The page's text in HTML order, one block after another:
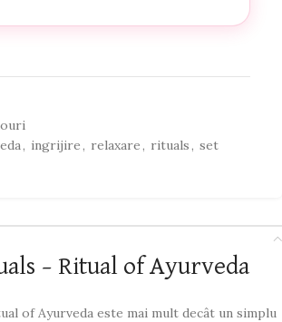
, ingrijire, relaxare, rituals, set
– Ritual of Ayurveda
of Ayurveda este mai mult decât un simplu